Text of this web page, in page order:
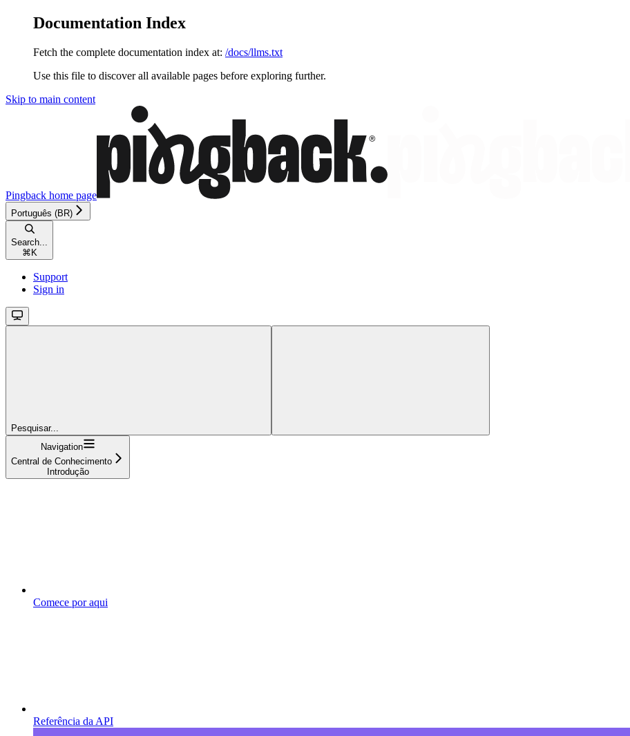
Documentation Index
Fetch the complete documentation index at: /docs/llms.txt
Use this file to discover all available pages before exploring further.
Skip to main content
Pingback home page
Português (BR)
Search...
⌘ K
Support
Sign in
Pesquisar...
Navigation
Central de Conhecimento
Introdução
Comece por aqui
Referência da API